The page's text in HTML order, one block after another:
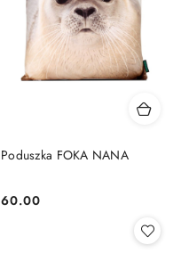
Poduszka FOKA NANA
Cena:
60.00